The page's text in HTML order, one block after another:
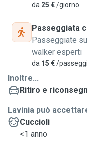
da 25 €/giorno
Passeggiata
Passeggiate
walker esperti
da 15 €/
Inoltre...
Ritiro e
Lavinia può
Cuccioli
<1 anno